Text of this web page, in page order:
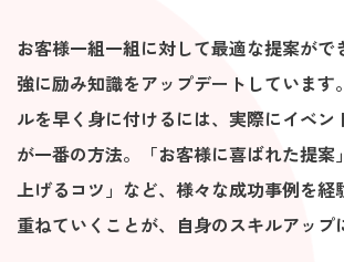
お客様一組一組に対して最適な提案がで
強に励み知識をアップデートしています
ルを早く身に付けるには、実際にイベン
が一番の方法。「お客様に喜ばれた提案
上げるコツ」など、様々な成功事例を経
重ねていくことが、自身のスキルアップ